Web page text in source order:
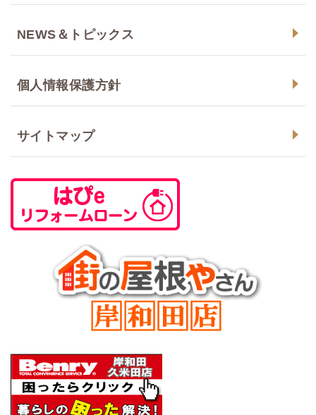
NEWS＆トピックス
個人情報保護方針
サイトマップ